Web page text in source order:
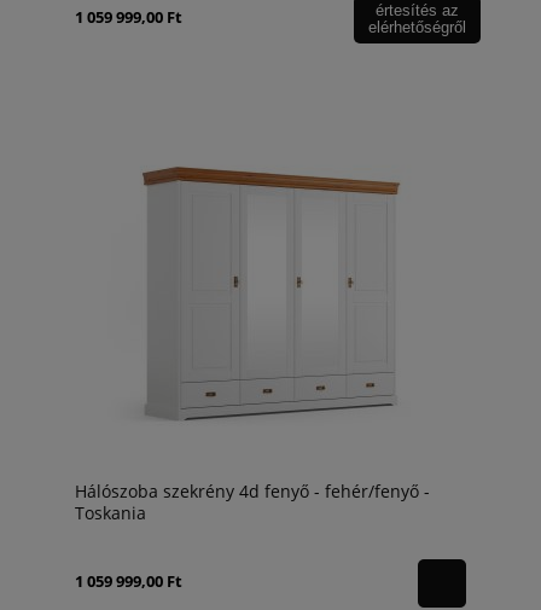
1 059 999,00 Ft
értesítés az
elérhetőségről
Hálószoba szekrény 4d fenyő - fehér/fenyő -
Toskania
1 059 999,00 Ft